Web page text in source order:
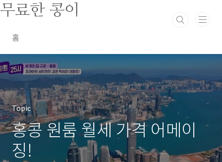
본문 바로가기
무료한 콩이
홈
Topic
홍콩 원룸 월세 가격 어메이
징!